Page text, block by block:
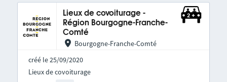
Lieux de covoiturage -
Région Bourgogne-Franche-
Comté
Bourgogne-Franche-Comté
créé le 25/09/2020
Lieux de covoiturage